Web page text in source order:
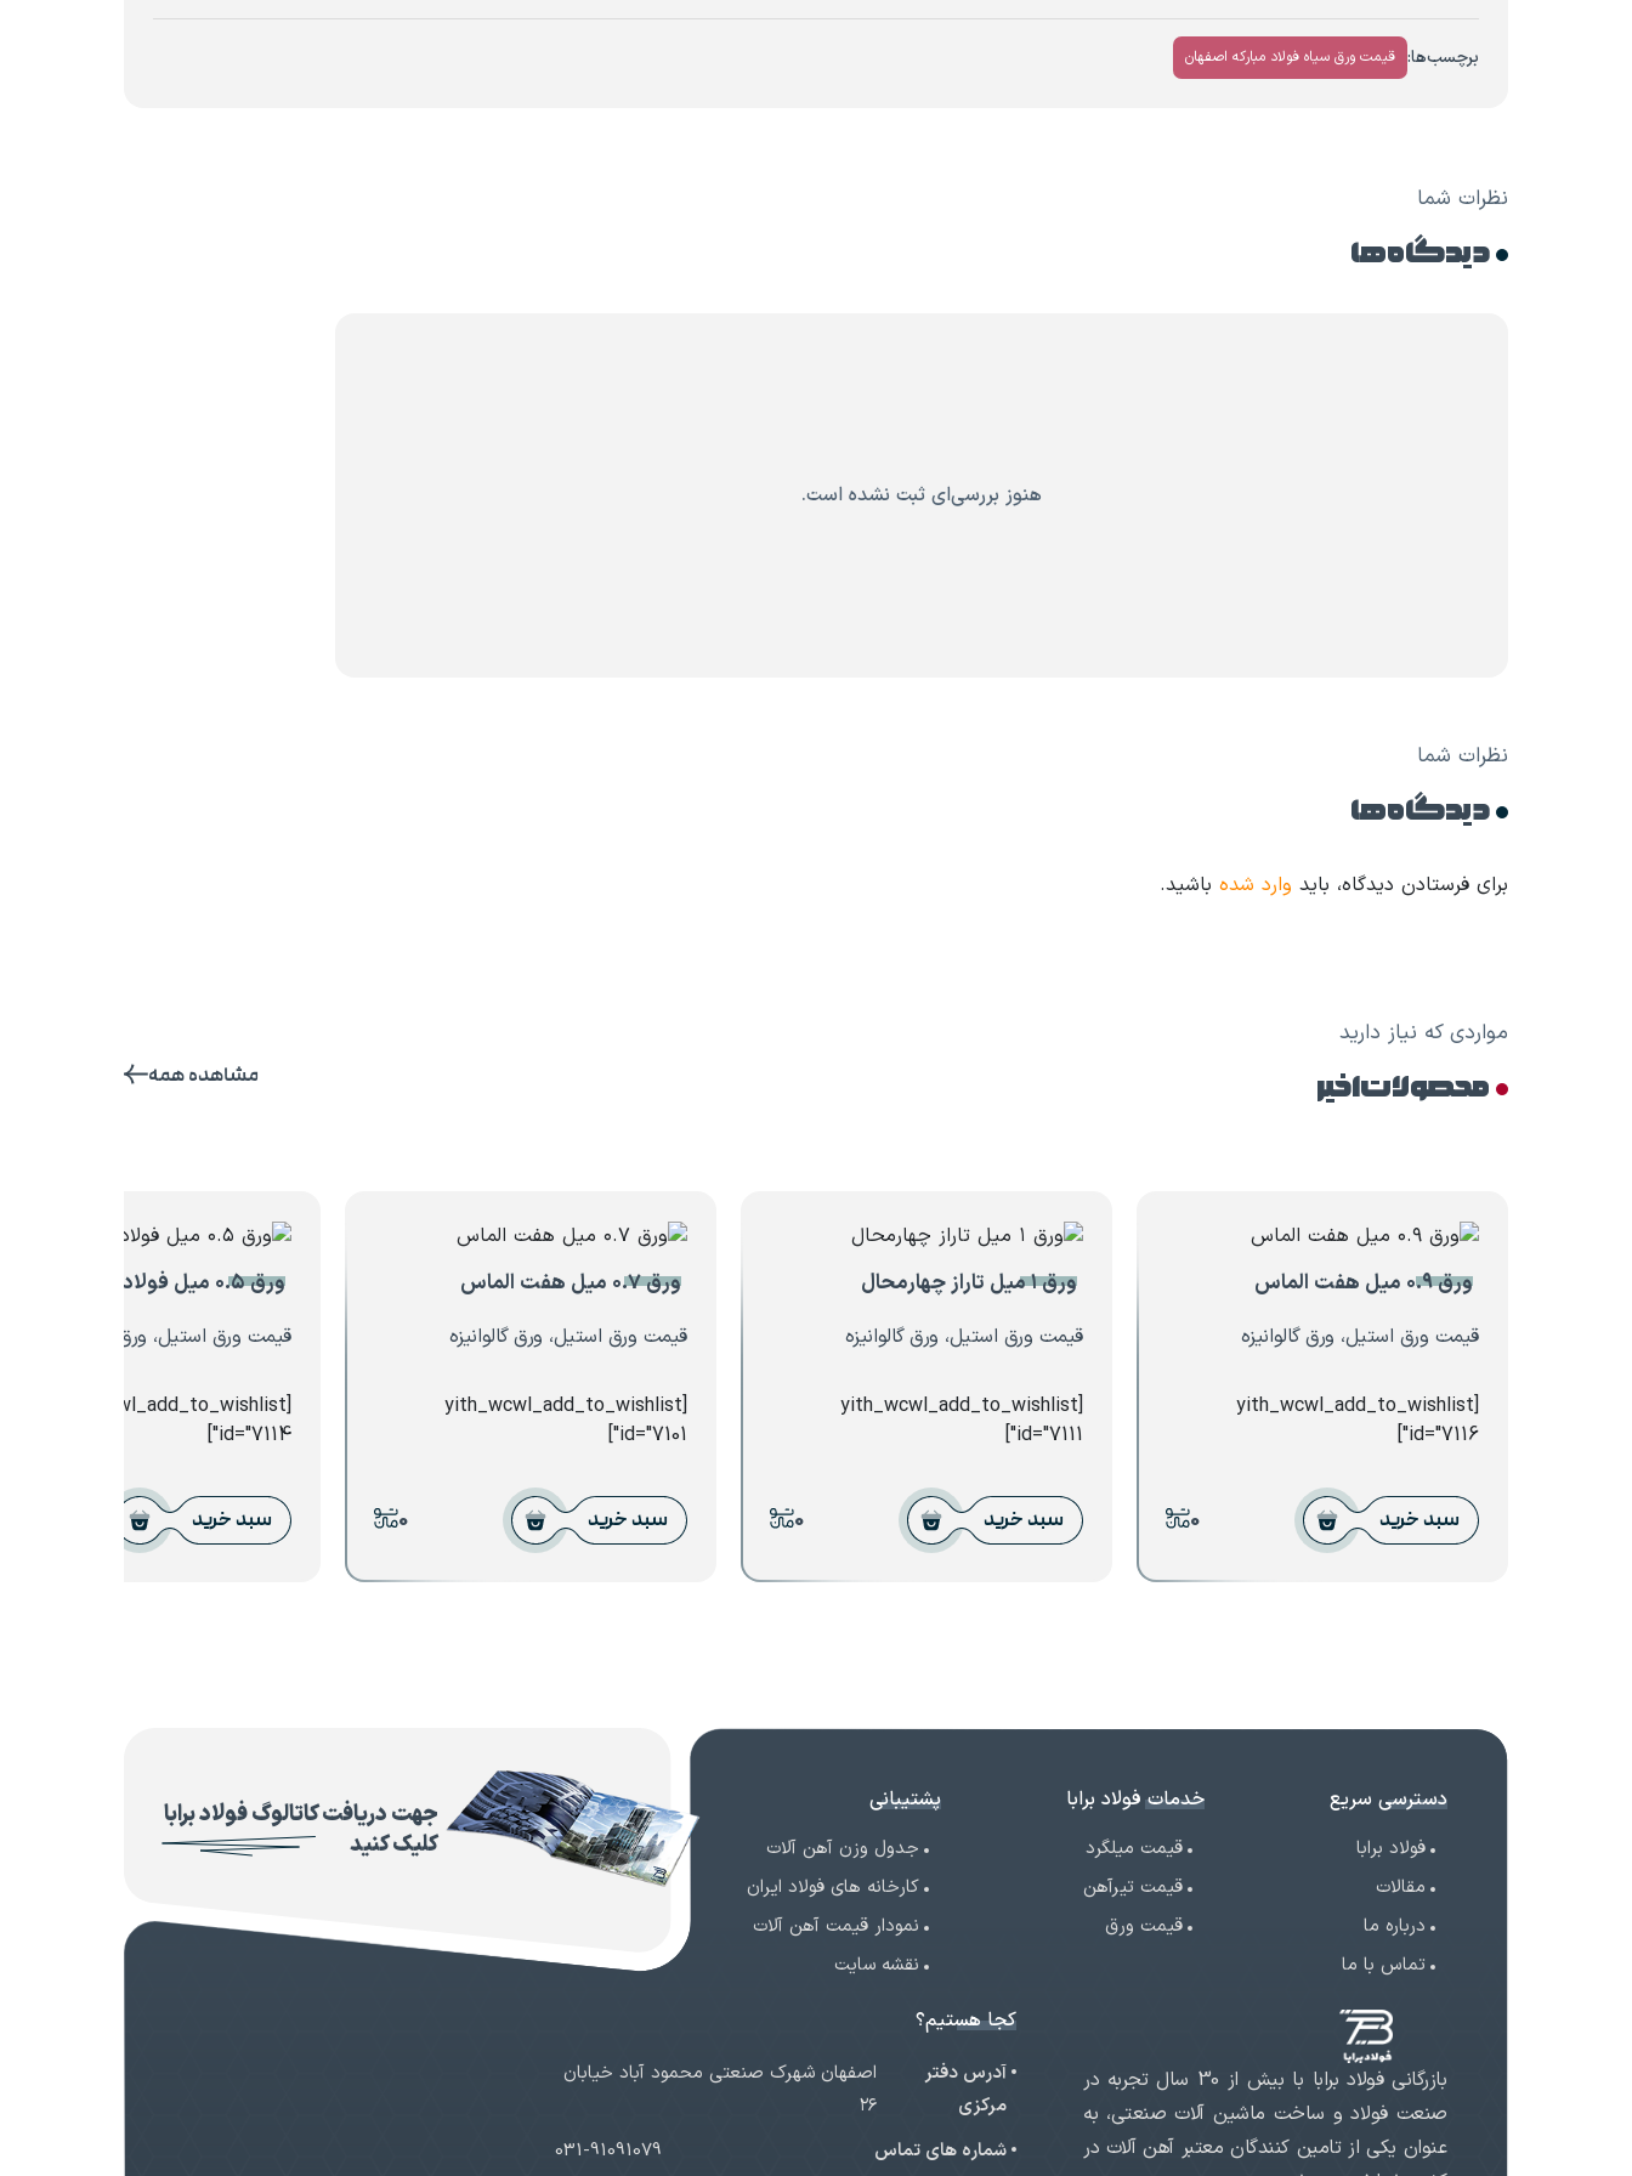
برچسب‌ها: قیمت ورق سیاه فولاد مبارکه اصفهان
نظرات شما
دیدگاه ها
هنوز بررسی‌ای ثبت نشده است.
نظرات شما
دیدگاه ها
برای فرستادن دیدگاه، باید وارد شده باشید.
مواردی که نیاز دارید
محصولات اخیر مشاهده همه
ورق ۰.۹ میل هفت الماس
قیمت ورق استیل، ورق گالوانیزه
[yith_wcwl_add_to_wishlist
id="7116"]
سبد خرید 0
ورق ۱ میل تاراز چهارمحال
قیمت ورق استیل، ورق گالوانیزه
[yith_wcwl_add_to_wishlist
id="7111"]
سبد خرید 0
ورق ۰.۷ میل هفت الماس
قیمت ورق استیل، ورق گالوانیزه
[yith_wcwl_add_to_wishlist
id="7101"]
سبد خرید 0
ورق ۰.۵ میل فولاد مبارکه
قیمت ورق استیل، ورق گالوانیزه
[yith_wcwl_add_to_wishlist
id="7114"]
سبد خرید
جهت دریافت کاتالوگ فولاد برابا
کلیک کنید
دسترسی سریع
فولاد برابا
مقالات
درباره ما
تماس با ما
خدمات فولاد برابا
قیمت میلگرد
قیمت تیرآهن
قیمت ورق
پشتیبانی
جدول وزن آهن آلات
کارخانه های فولاد ایران
نمودار قیمت آهن آلات
نقشه سایت
بازرگانی فولاد برابا با بیش از 30 سال تجربه در
صنعت فولاد و ساخت ماشین آلات صنعتی، به
عنوان یکی از تامین کنندگان معتبر آهن آلات در
کجا هستیم؟
آدرس دفتر
مرکزی
اصفهان شهرک صنعتی محمود آباد خیابان
۲۶
شماره های تماس
031-91091079